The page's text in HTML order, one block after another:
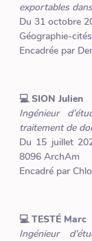
exportables
Du 31 octobre
Géographie-cités
Encadrée par
💻 SION Julien
Ingénieur
traitement de
Du 15 juillet
8096 ArchAm
Encadré par
💻 TESTÉ Marc
Ingénieur